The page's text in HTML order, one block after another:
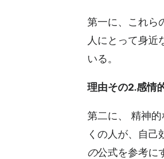
第一に、これら
人にとって身近
いる。
理由その2.感情
第二に、 精神的
くの人が、自己
の公式を参考に